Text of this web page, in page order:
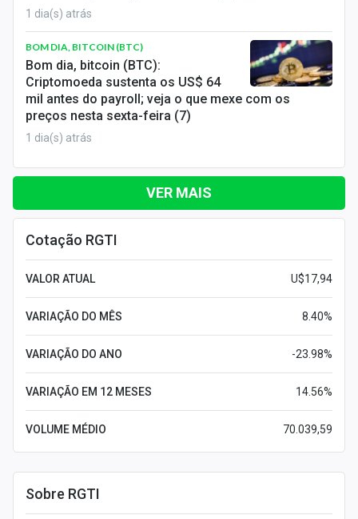
1 dia(s) atrás
BOM DIA, BITCOIN (BTC)
Bom dia, bitcoin (BTC):
Criptomoeda sustenta os US$ 64
mil antes do payroll; veja o que mexe com os
preços nesta sexta-feira (7)
1 dia(s) atrás
VER MAIS
Cotação RGTI
VALOR ATUAL U$17,94
VARIAÇÃO DO MÊS 8.40%
VARIAÇÃO DO ANO -23.98%
VARIAÇÃO EM 12 MESES 14.56%
VOLUME MÉDIO 70.039,59
Sobre RGTI
Leia mais